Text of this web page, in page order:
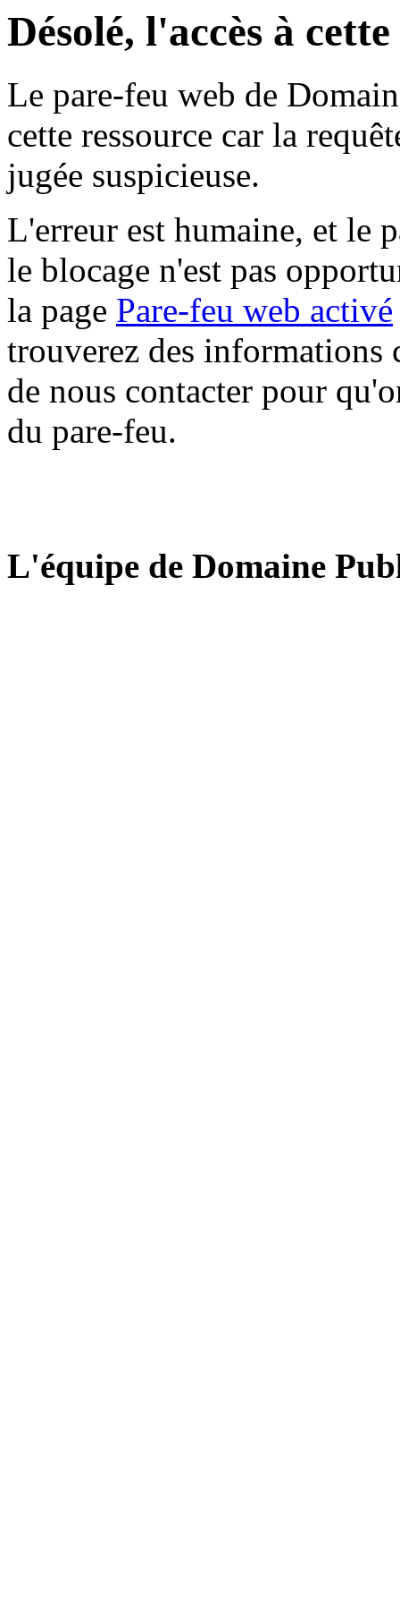
Désolé, l'accès à
Le pare-feu web de
cette ressource car la
jugée suspicieuse.
L'erreur est humaine, et le
le blocage n'est pas
la page Pare-feu web activé
trouverez des informations
de nous contacter pour
du pare-feu.
L'équipe de Domaine